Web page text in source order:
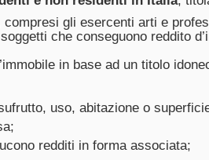
gli esercenti arti e
che conseguono reddito
in base ad un titolo
uso, abitazione o
redditi in forma associata;